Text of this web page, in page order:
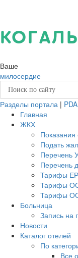
Ваше
милосердие
Разделы портала | PDA
Главная
ЖКХ
Показания
Подать
Перечень
Перечень
Тарифы
Тарифы
Тарифы
Больница
Запись на
Новости
Каталог отелей
По
Все